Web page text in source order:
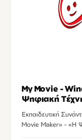
My Movie -
Ψηφιακή
Εκπαιδευτική
Movie Maker» - «Η